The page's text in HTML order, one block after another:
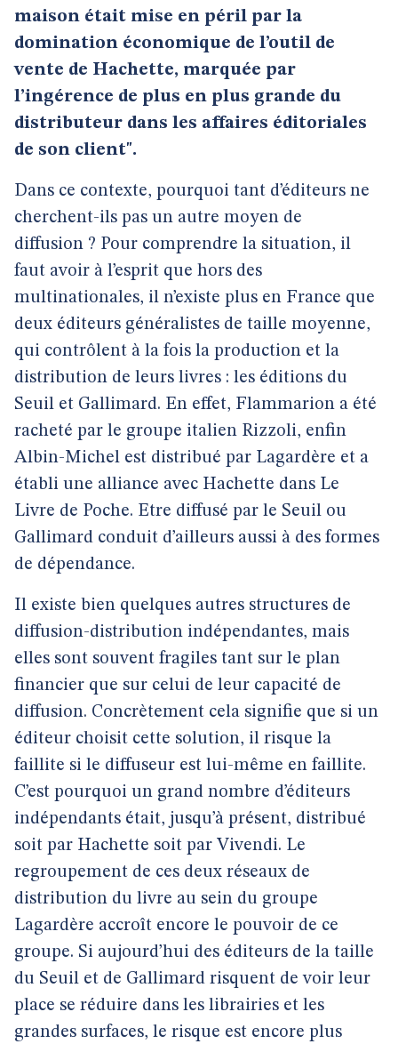
maison était mise en péril par la
domination économique de l’outil de
vente de Hachette, marquée par
l’ingérence de plus en plus grande du
distributeur dans les affaires éditoriales
de son client".
Dans ce contexte, pourquoi tant d’éditeurs ne
cherchent-ils pas un autre moyen de
diffusion ? Pour comprendre la situation, il
faut avoir à l’esprit que hors des
multinationales, il n’existe plus en France que
deux éditeurs généralistes de taille moyenne,
qui contrôlent à la fois la production et la
distribution de leurs livres : les éditions du
Seuil et Gallimard. En effet, Flammarion a été
racheté par le groupe italien Rizzoli, enfin
Albin-Michel est distribué par Lagardère et a
établi une alliance avec Hachette dans Le
Livre de Poche. Etre diffusé par le Seuil ou
Gallimard conduit d’ailleurs aussi à des formes
de dépendance.
Il existe bien quelques autres structures de
diffusion-distribution indépendantes, mais
elles sont souvent fragiles tant sur le plan
financier que sur celui de leur capacité de
diffusion. Concrètement cela signifie que si un
éditeur choisit cette solution, il risque la
faillite si le diffuseur est lui-même en faillite.
C’est pourquoi un grand nombre d’éditeurs
indépendants était, jusqu’à présent, distribué
soit par Hachette soit par Vivendi. Le
regroupement de ces deux réseaux de
distribution du livre au sein du groupe
Lagardère accroît encore le pouvoir de ce
groupe. Si aujourd’hui des éditeurs de la taille
du Seuil et de Gallimard risquent de voir leur
place se réduire dans les librairies et les
grandes surfaces, le risque est encore plus